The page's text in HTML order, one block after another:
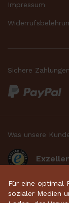
Impressum
Sichere
Was unsere
Für eine optimal
sozialer Medien